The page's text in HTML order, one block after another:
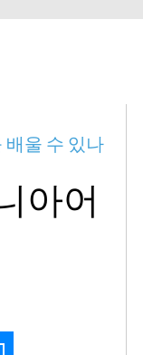
울 수 있나
아어